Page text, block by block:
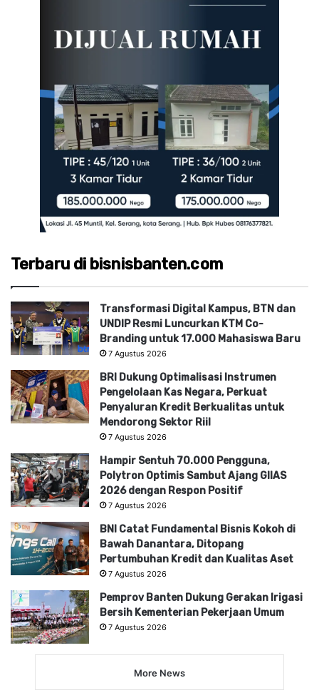
Terbaru di bisnisbanten.com
Transformasi Digital Kampus, BTN dan
UNDIP Resmi Luncurkan KTM Co-
Branding untuk 17.000 Mahasiswa Baru
7 Agustus 2026
BRI Dukung Optimalisasi Instrumen
Pengelolaan Kas Negara, Perkuat
Penyaluran Kredit Berkualitas untuk
Mendorong Sektor Riil
7 Agustus 2026
Hampir Sentuh 70.000 Pengguna,
Polytron Optimis Sambut Ajang GIIAS
2026 dengan Respon Positif
7 Agustus 2026
BNI Catat Fundamental Bisnis Kokoh di
Bawah Danantara, Ditopang
Pertumbuhan Kredit dan Kualitas Aset
7 Agustus 2026
Pemprov Banten Dukung Gerakan Irigasi
Bersih Kementerian Pekerjaan Umum
7 Agustus 2026
More News